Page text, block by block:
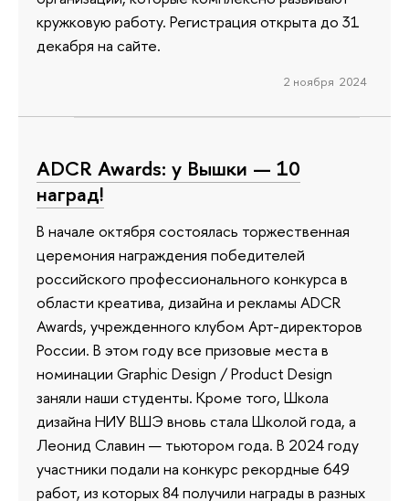
кружковую работу. Регистрация открыта до 31
декабря на сайте.
2 ноября 2024
ADCR Awards: у Вышки — 10
наград!
В начале октября состоялась торжественная
церемония награждения победителей
российского профессионального конкурса в
области креатива, дизайна и рекламы ADCR
Awards, учрежденного клубом Арт-директоров
России. В этом году все призовые места в
номинации Graphic Design / Product Design
заняли наши студенты. Кроме того, Школа
дизайна НИУ ВШЭ вновь стала Школой года, а
Леонид Славин — тьютором года. В 2024 году
участники подали на конкурс рекордные 649
работ, из которых 84 получили награды в разных